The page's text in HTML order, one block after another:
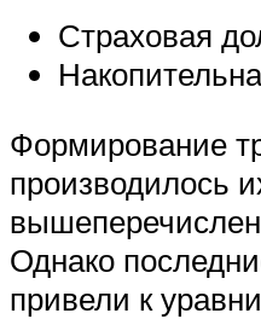
Страховая
Формирование
производилось
Однако
привели к